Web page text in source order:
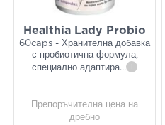
Healthia Lady Probio
60caps - Хранителна добавка
с пробиотична формула,
специално адаптира... i
Препоръчителна цена на
дребно